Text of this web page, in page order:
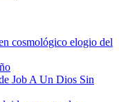
cosmológico elogio del
Job A Un Dios Sin